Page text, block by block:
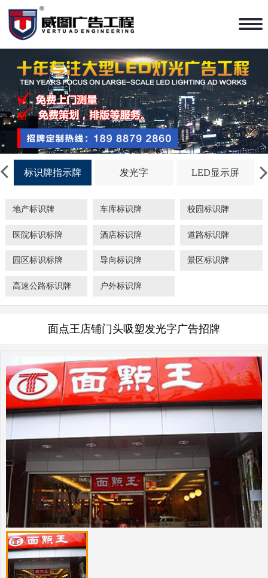
标识牌指示牌 发光字 LED显示屏
地产标识牌 车库标识牌 校园标识牌
医院标识标牌 酒店标识牌 道路标识牌
园区标识标牌 导向标识牌 景区标识牌
高速公路标识牌 户外标识牌
面点王店铺门头吸塑发光字广告招牌